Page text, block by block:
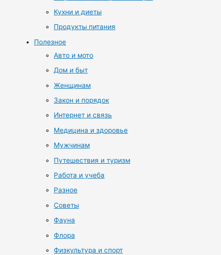
Кухни и диеты
Продукты питания
Полезное
Авто и мото
Дом и быт
Женщинам
Закон и порядок
Интернет и связь
Медицина и здоровье
Мужчинам
Путешествия и туризм
Работа и учеба
Разное
Советы
Фауна
Флора
Физкультура и спорт